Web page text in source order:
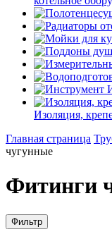
Изоляция,
Главная страница
чугунные
Фитинги
Фильтр